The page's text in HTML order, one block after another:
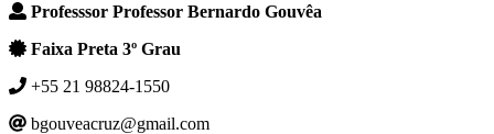
Professsor Professor Bernardo Gouvêa
Faixa Preta 3º Grau
+55 21 98824-1550
bgouveacruz@gmail.com